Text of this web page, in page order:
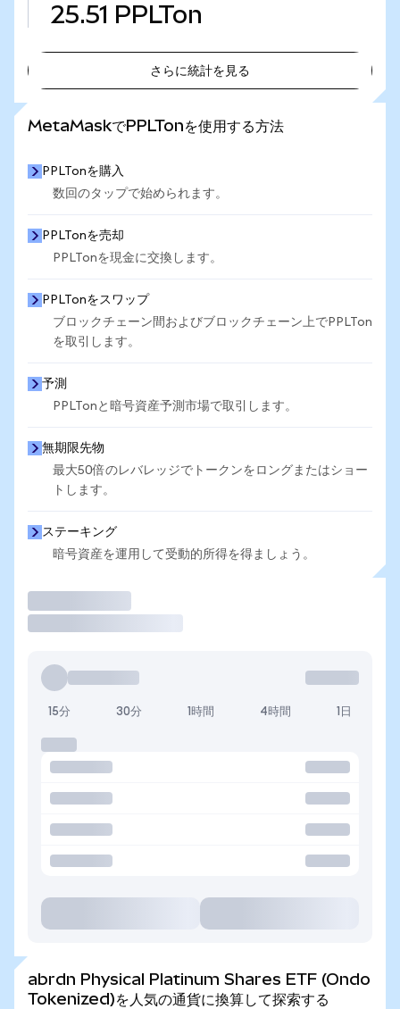
25.51 PPLTon
さらに統計を見る
MetaMaskでPPLTonを使用する方法
PPLTonを購入
数回のタップで始められます。
PPLTonを売却
PPLTonを現金に交換します。
PPLTonをスワップ
ブロックチェーン間およびブロックチェーン上でPPLTon
を取引します。
予測
PPLTonと暗号資産予測市場で取引します。
無期限先物
最大50倍のレバレッジでトークンをロングまたはショー
トします。
ステーキング
暗号資産を運用して受動的所得を得ましょう。
15分 30分 1時間 4時間 1日
abrdn Physical Platinum Shares ETF (Ondo
Tokenized)を人気の通貨に換算して探索する